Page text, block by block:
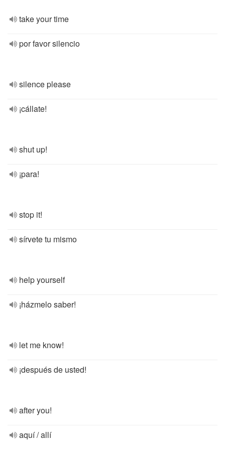
take your time
por favor silencio
silence please
¡cállate!
shut up!
¡para!
stop it!
sírvete tu mismo
help yourself
¡házmelo saber!
let me know!
¡después de usted!
after you!
aquí / allí